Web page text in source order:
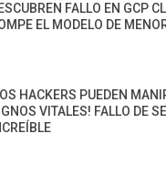
FALLO EN GCP
EL MODELO DE
HACKERS PUEDEN
VITALES! FALLO DE